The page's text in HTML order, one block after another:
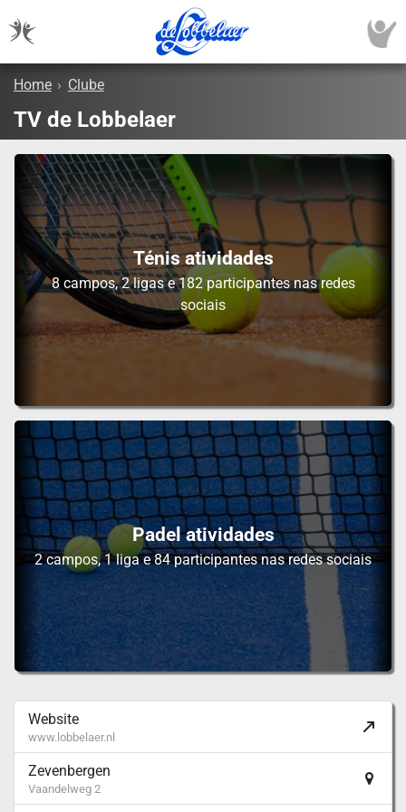
Home › Clube
TV de Lobbelaer
Ténis atividades
8 campos, 2 ligas e 182 participantes nas redes
sociais
Padel atividades
2 campos, 1 liga e 84 participantes nas redes sociais
Website
www.lobbelaer.nl
Zevenbergen
Vaandelweg 2